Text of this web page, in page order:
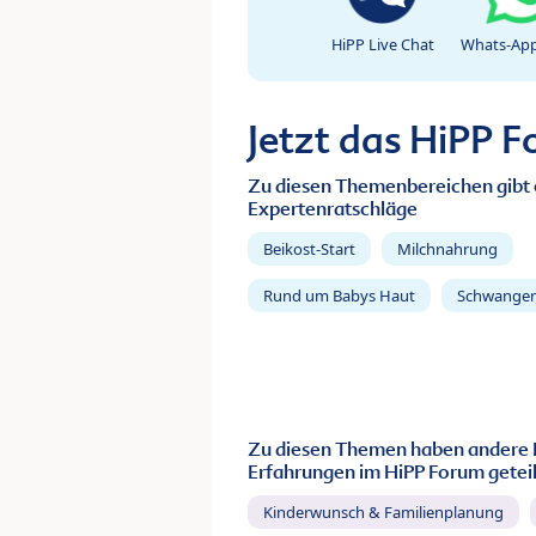
HiPP Live Chat Whats-
Jetzt das HiPP
Zu diesen Themenbereichen gibt
Expertenratschläge
Beikost-Start Milchnahrung
Rund um Babys Haut
Zu diesen Themen haben andere
Erfahrungen im HiPP Forum
Kinderwunsch & Familienplanung